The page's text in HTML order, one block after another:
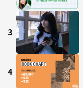
3
4